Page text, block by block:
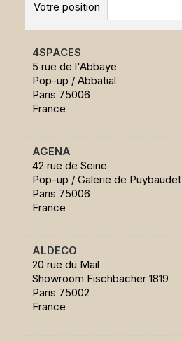
Votre position
4SPACES
5 rue de l'Abbaye
Pop-up / Abbatial
Paris 75006
France
AGENA
42 rue de Seine
Pop-up / Galerie de Puybaudet
Paris 75006
France
ALDECO
20 rue du Mail
Showroom Fischbacher 1819
Paris 75002
France